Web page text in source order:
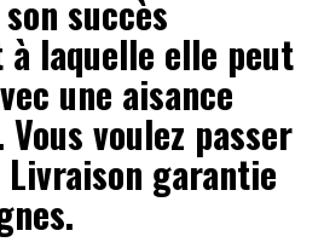
succès
laquelle elle peut
une aisance
voulez passer
garantie